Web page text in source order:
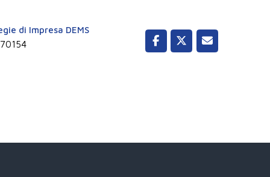
di Impresa DEMS